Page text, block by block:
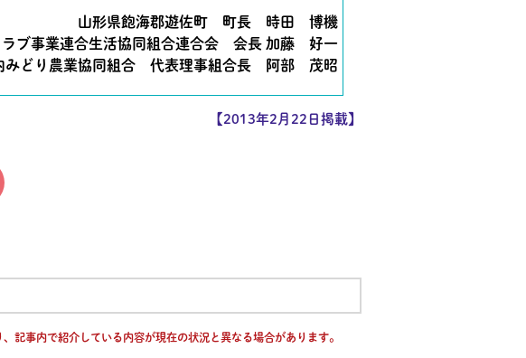
山形県飽海郡遊佐町 町長 時田 博機
ラブ事業連合生活協同組合連合会 会長 加藤 好一
みどり農業協同組合 代表理事組合長 阿部 茂昭
【2013年2月22日掲載】
記事内で紹介している内容が現在の状況と異なる場合があります。